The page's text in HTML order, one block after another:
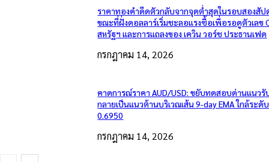
ราคาทองคำดีดตัวกลับจากจุดต่ำสุดในรอบสองสัป
ขณะที่ฝั่งดอลลาร์เริ่มชะลอแรงซื้อเพื่อรอดูตัวเลข
สหรัฐฯ และการแถลงของ เควิน วอร์ช ประธานเฟด
กรกฎาคม 14, 2026
คาดการณ์ราคา AUD/USD: ขยับทดสอบด่านแนวรั
กลายเป็นแนวต้านบริเวณเส้น 9-day EMA ใกล้ระดับ
0.6950
กรกฎาคม 14, 2026